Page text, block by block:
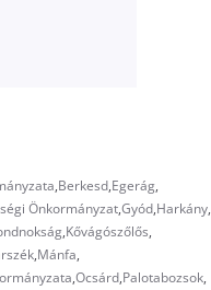
,Berkesd,Egerág,
Önkormányzat,Gyód,Harkány,
,Kővágószőlős,
,Mánfa,
,Ocsárd,Palotabozsok,